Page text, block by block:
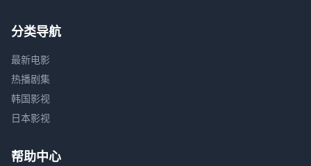
分类导航
最新电影
热播剧集
韩国影视
日本影视
帮助中心